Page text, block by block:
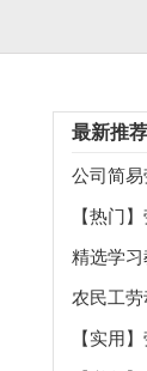
最新推荐
公司简易
范本
【热门
总6篇
精选学
会汇总5
农民工
【实用